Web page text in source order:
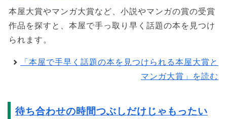
本屋大賞やマンガ大賞など、小説やマンガの賞の受賞
作品を探すと、本屋で手っ取り早く話題の本を見つけ
られます。
「本屋で手早く話題の本を見つけられる本屋大賞と
マンガ大賞」を読む
待ち合わせの時間つぶしだけじゃもったい